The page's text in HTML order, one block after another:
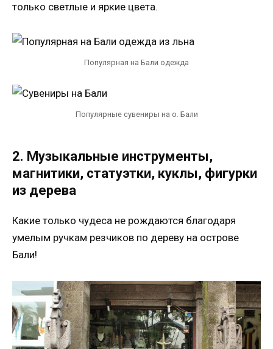
только светлые и яркие цвета.
Популярная на Бали одежда
Популярные сувениры на о. Бали
2. Музыкальные инструменты,
магнитики, статуэтки, куклы, фигурки
из дерева
Какие только чудеса не рождаются благодаря
умелым ручкам резчиков по дереву на острове
Бали!